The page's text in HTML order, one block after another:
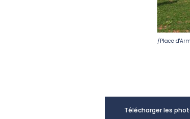
/Place
Télécharger les